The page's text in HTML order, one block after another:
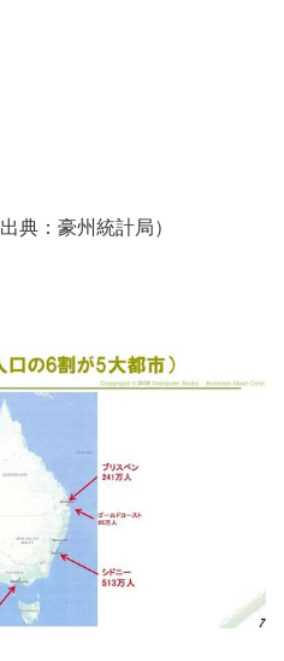
典：豪州統計局）